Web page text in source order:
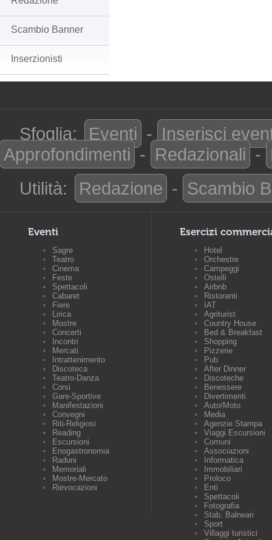
Scambio Banner
Inserzionisti
Sfoglia: Eventi - Inserisci
Approfondimenti - Redazionali -
Utilità:
Redazione - Scambio
Eventi
Sagre
Teatro
Cinema
Feste
Spettacoli
Cabaret
Fiere
Lirica
Mostre
Concerti
Incontri
Mercati
Intrattenimento
Discoteca
Teatro-Danza
Corsi
Gare-Sportive
Manifestazioni
Convegni
Riti-Religiosi
Reading
Escursioni
Enogastronomia
Raduni
Memoriali
Mostre-Mercato
Rievocazioni
Esercizi
Hotel
Orchestre
Campeggi
Ostelli
Airbnb
Ristoranti
IAT
Agriturist
Country House
Bed & Breakfast
Shopping
Pizzerie
Pub
After Dinner
Discoteche
Benessere
Divertimenti
Auto/Moto
Media
Agenzie Stampa
Viaggi Escursioni
Comuni
Associazioni
Informatica
Immobiliari
Proloco
Enti
Spettacoli
Fotografia
Stab. Balneari
Sport
Villaggi turistici